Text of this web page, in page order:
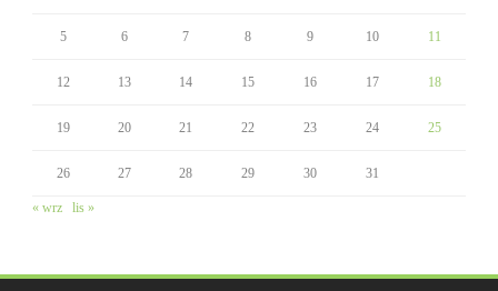
5 6 7 8 9 10 11
12 13 14 15 16 17 18
19 20 21 22 23 24 25
26 27 28 29 30 31
« wrz lis »